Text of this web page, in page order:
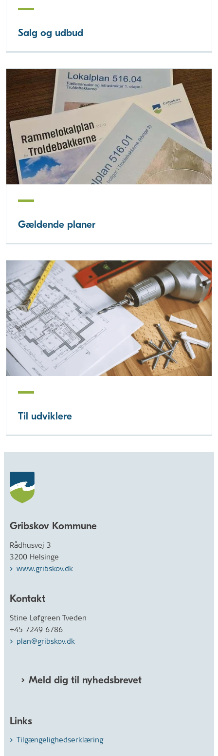
Salg og udbud
Gældende planer
Til udviklere
Gribskov Kommune
Rådhusvej 3
3200 Helsinge
www.gribskov.dk
Kontakt
Stine Løfgreen Tveden
+45 7249 6786
plan@gribskov.dk
Meld dig til nyhedsbrevet
Links
Tilgængelighedserklæring